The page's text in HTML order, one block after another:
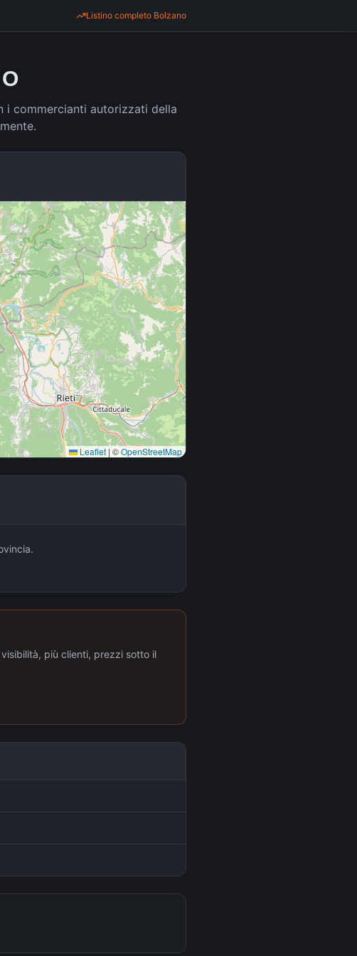
Listino completo Bolzano
i commercianti autorizzati della
Leaflet | ©OpenStreetMap
più clienti, prezzi sotto il